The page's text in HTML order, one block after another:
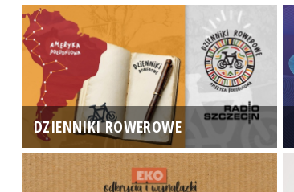
DZIENNIKI ROWEROWE